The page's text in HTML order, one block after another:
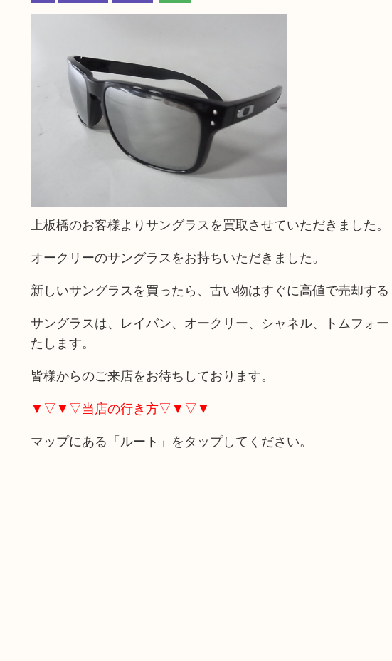
上板橋のお客様よりサングラスを買取させていただきました。
オークリーのサングラスをお持ちいただきました。
新しいサングラスを買ったら、古い物はすぐに高値で売却する
サングラスは、レイバン、オークリー、シャネル、トムフォ
たします。
皆様からのご来店をお待ちしております。
▼▽▼▽当店の行き方▽▼▽▼
マップにある「ルート」をタップしてください。